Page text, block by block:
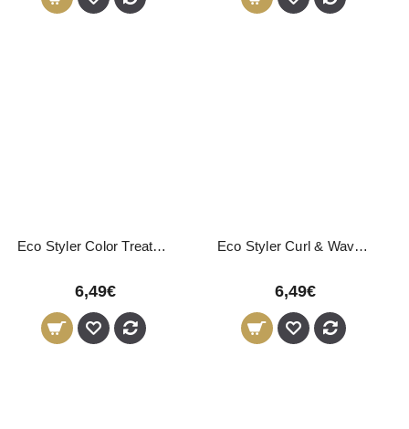
Eco Styler Color Treated Gel 946ml
6,49€
Eco Styler Curl & Wave Gel 946ml
6,49€